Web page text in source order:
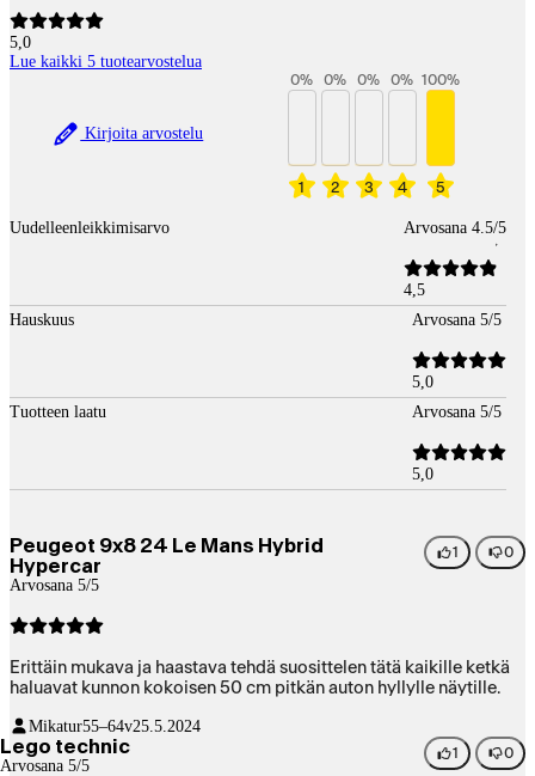
5,0
Lue kaikki 5 tuotearvostelua
Kirjoita arvostelu
1
0%
2
0%
3
0%
4
0%
5
100%
Uudelleenleikkimisarvo Arvosana 4.5/5
4,5
Hauskuus
Arvosana 5/5
5,0
Tuotteen laatu
Arvosana 5/5
5,0
Peugeot 9x8 24 Le Mans Hybrid
Hypercar
Arvosana 5/5
1 0
Erittäin mukava ja haastava tehdä suosittelen tätä kaikille ketkä
haluavat kunnon kokoisen 50 cm pitkän auton hyllylle näytille.
Mikatur55–64v25.5.2024
Lego technic
Arvosana 5/5
1 0